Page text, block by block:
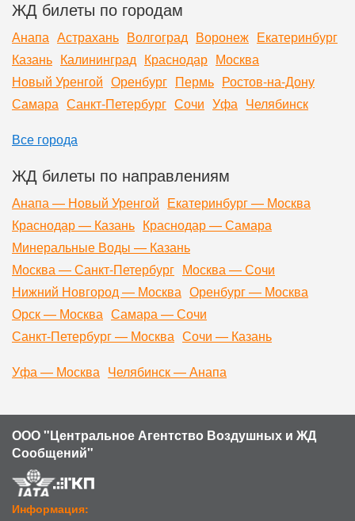
ЖД билеты по городам
Анапа Астрахань Волгоград Воронеж Екатеринбург
Казань Калининград Краснодар Москва
Новый Уренгой Оренбург Пермь Ростов-на-Дону
Самара Санкт-Петербург Сочи Уфа Челябинск
Все города
ЖД билеты по направлениям
Анапа — Новый Уренгой Екатеринбург — Москва
Краснодар — Казань Краснодар — Самара
Минеральные Воды — Казань
Москва — Санкт-Петербург Москва — Сочи
Нижний Новгород — Москва Оренбург — Москва
Орск — Москва Самара — Сочи
Санкт-Петербург — Москва Сочи — Казань
Уфа — Москва Челябинск — Анапа
ООО "Центральное Агентство Воздушных и ЖД
Сообщений"
Информация: